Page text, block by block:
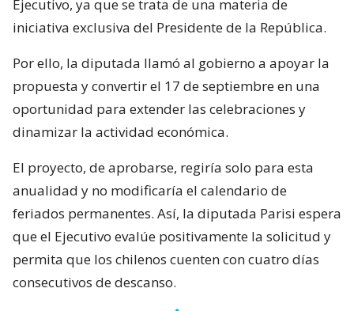
Ejecutivo, ya que se trata de una materia de
iniciativa exclusiva del Presidente de la República.
Por ello, la diputada llamó al gobierno a apoyar la
propuesta y convertir el 17 de septiembre en una
oportunidad para extender las celebraciones y
dinamizar la actividad económica.
El proyecto, de aprobarse, regiría solo para esta
anualidad y no modificaría el calendario de
feriados permanentes. Así, la diputada Parisi espera
que el Ejecutivo evalúe positivamente la solicitud y
permita que los chilenos cuenten con cuatro días
consecutivos de descanso.